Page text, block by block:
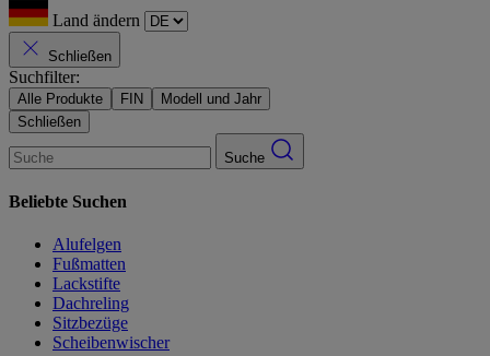
Land ändern
Schließen
Suchfilter:
Alle Produkte FIN
Modell und Jahr
Schließen
Suche
Beliebte Suchen
Alufelgen
Fußmatten
Lackstifte
Dachreling
Sitzbezüge
Scheibenwischer